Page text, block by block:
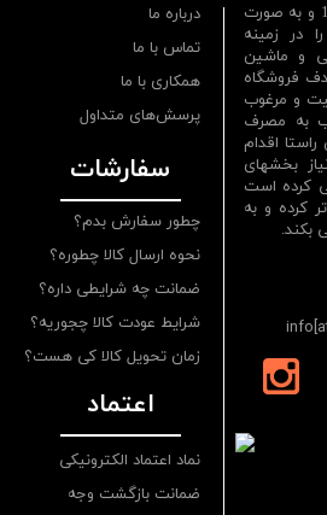
فروشگاه جم صنعت در سال 1385 و به صورت
در زمینه
و ماشین
فروشگاه
و مرغوب
به مصرف
اقدام
بخشهای
کرده است
کرده و به
بکند.
سفارشات
چطور سفارش بدم؟
نحوه ارسال کالا چطوره؟
ضمانت چه شرایطی داره؟
شرایط عودت کالا چجوریه؟
زمان تحویل کالا کی هست؟
اعتماد
نماد اعتماد الکترونیکی
ضمانت بازگشت وجه
درباره ما
تماس با ما
همکاری با ما
پرسش‌های متداول